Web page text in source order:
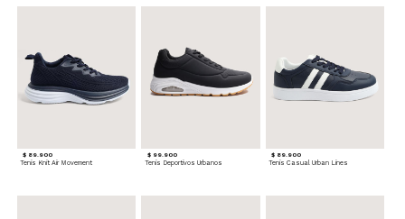
$ 89.900
Tenis Knit Air Movement
$ 99.900
Tenis Deportivos Urbanos
$ 89.900
Tenis Casual Urban Lines